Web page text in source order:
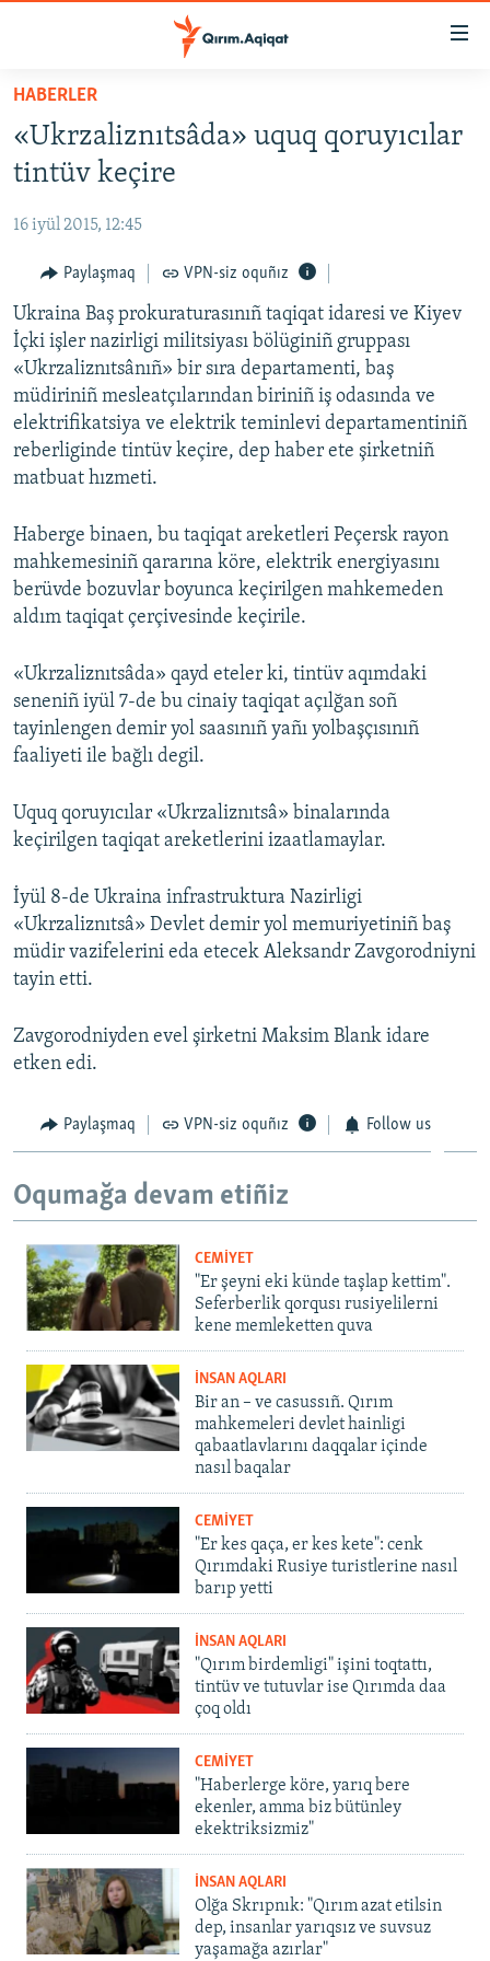
Esas
qaytmaq
Baş
qaytmaq
qaytmaq
HABERLER
CEMİYET
MEDENİYET
İNSAN AQLARI
VİDEO
SÜRET
BLOGLAR
FİKİR
Русский
Українською
QOŞULIÑIZ!
RFE/RS bütün saytları
HABERLER
«Ukrzaliznıtsâda» uquq qoruyıcılar
tintüv keçire
16 iyül 2015, 12:45
Paylaşmaq VPN-siz oquñız
Ukraina Baş prokuraturasınıñ taqiqat idaresi ve Kiyev
İçki işler nazirligi militsiyası bölüginiñ gruppası
«Ukrzaliznıtsânıñ» bir sıra departamenti, baş
müdiriniñ mesleatçılarından biriniñ iş odasında ve
elektrifikatsiya ve elektrik teminlevi departamentiniñ
reberliginde tintüv keçire, dep haber ete şirketniñ
matbuat hızmeti.
Haberge binaen, bu taqiqat areketleri Peçersk rayon
mahkemesiniñ qararına köre, elektrik energiyasını
berüvde bozuvlar boyunca keçirilgen mahkemeden
aldım taqiqat çerçivesinde keçirile.
«Ukrzaliznıtsâda» qayd eteler ki, tintüv aqımdaki
seneniñ iyül 7-de bu cinaiy taqiqat açılğan soñ
tayinlengen demir yol saasınıñ yañı yolbaşçısınıñ
faaliyeti ile bağlı degil.
Uquq qoruyıcılar «Ukrzaliznıtsâ» binalarında
keçirilgen taqiqat areketlerini izaatlamaylar.
İyül 8-de Ukraina infrastruktura Nazirligi
«Ukrzaliznıtsâ» Devlet demir yol memuriyetiniñ baş
müdir vazifelerini eda etecek Aleksandr Zavgorodniyni
tayin etti.
Zavgorodniyden evel şirketni Maksim Blank idare
etken edi.
Paylaşmaq VPN-siz oquñız Follow us
Oqumağa devam etiñiz
CEMİYET
"Er şeyni eki künde taşlap kettim".
Seferberlik qorqusı rusiyelilerni
kene memleketten quva
İNSAN AQLARI
Bir an – ve casussıñ. Qırım
mahkemeleri devlet hainligi
qabaatlavlarını daqqalar içinde
nasıl baqalar
CEMİYET
"Er kes qaça, er kes kete": cenk
Qırımdaki Rusiye turistlerine nasıl
barıp yetti
İNSAN AQLARI
"Qırım birdemligi" işini toqtattı,
tintüv ve tutuvlar ise Qırımda daa
çoq oldı
CEMİYET
"Haberlerge köre, yarıq bere
ekenler, amma biz bütünley
ekektriksizmiz"
İNSAN AQLARI
Olğa Skrıpnık: "Qırım azat etilsin
dep, insanlar yarıqsız ve suvsuz
yaşamağa azırlar"